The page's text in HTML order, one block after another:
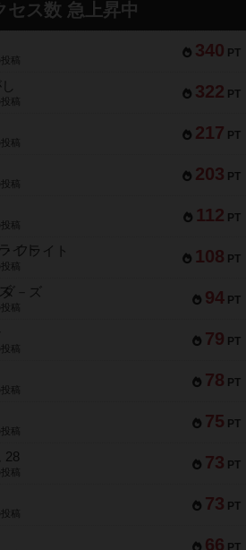
セス数 急上昇中
340 PT
稿
322 PT
稿
217 PT
稿
203 PT
稿
112 PT
稿
108 PT
フライト
稿
94 PT
－ズ
稿
79 PT
稿
78 PT
稿
75 PT
稿
73 PT
28
稿
73 PT
稿
66 PT